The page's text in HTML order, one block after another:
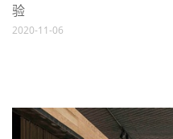
验
2020-11-06